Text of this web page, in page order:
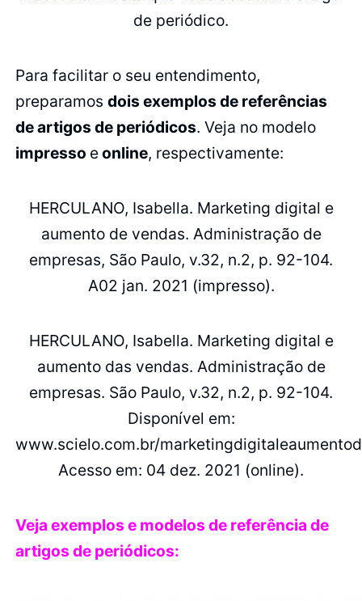
de periódico.
Para facilitar o seu entendimento,
preparamosdois exemplos de referências
de artigos de periódicos. Veja no modelo
impresso eonline, respectivamente:
HERCULANO, Isabella. Marketing digital e
aumento de vendas. Administração de
empresas, São Paulo, v.32, n.2, p. 92-104.
A02 jan. 2021 (impresso).
HERCULANO, Isabella. Marketing digital e
aumento das vendas. Administração de
empresas. São Paulo, v.32, n.2, p. 92-104.
Disponível em:
www.scielo.com.br/
Acesso em: 04 dez. 2021 (online).
Veja exemplos e modelos de referência de
artigos de periódicos: